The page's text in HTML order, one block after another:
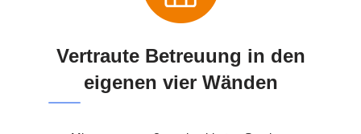
Vertraute Betreuung in den
eigenen vier Wänden